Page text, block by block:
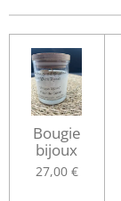
Bougie
bijoux
27,00 €